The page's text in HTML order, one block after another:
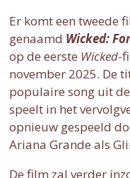
Er komt een tweede
genaamd Wicked:
op de eerste Wicked-
november 2025. De
populaire song uit
speelt in het
opnieuw gespeeld
Ariana Grande als
De film zal verder